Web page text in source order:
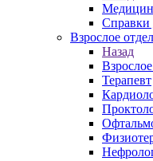
Справки
Взрослое
Назад
Терапевт